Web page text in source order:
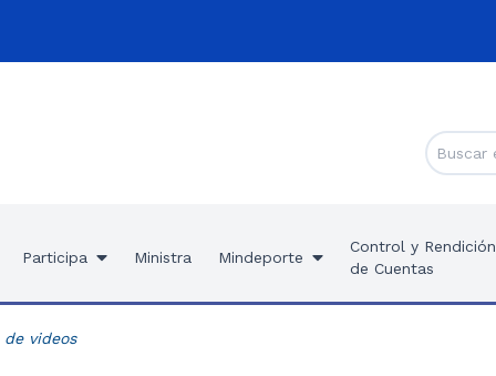
Participa Ministra Mindeporte
Control y Rendición
de Cuentas
de videos